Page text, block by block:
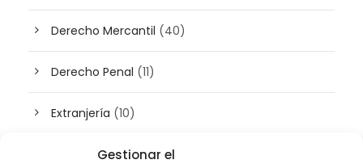
Gestionar el
Derecho Mercantil (40)
Derecho Penal (11)
Extranjería (10)
Inteligencia artificial(3)